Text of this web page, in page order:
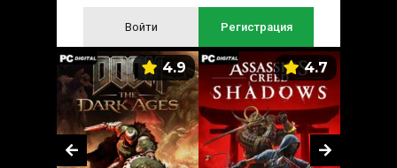
Войти Регистрация
4.9 4.7